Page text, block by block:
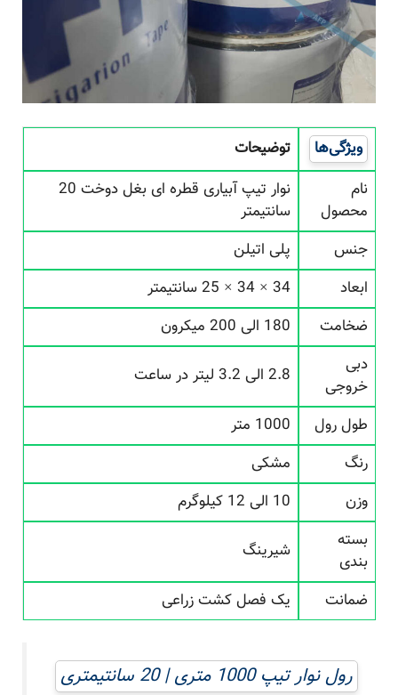
ویژگی‌ها
توضیحات
محصول
نوار تیپ آبیاری قطره ای بغل دوخت 20
سانتیمتر
جنس
پلی اتیلن
ابعاد
ضخامت
180 الی 200 میکرون
خروجی
طول رول
1000 متر
رنگ
مشکی
بسته
بندی
شیرینگ
ضمانت یک فصل کشت زراعی
رول نوار تیپ 1000 متری | 20 سانتیمتری